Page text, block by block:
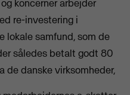
koncerner arbejder
re-investering i
lokale samfund, som de
således betalt godt 80
de danske virksomheder,